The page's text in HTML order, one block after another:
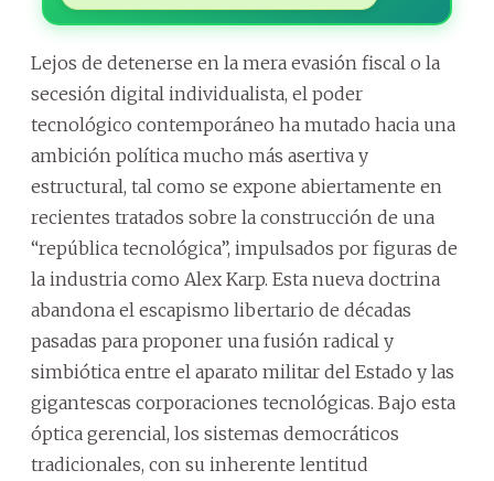
Lejos de detenerse en la mera evasión fiscal o la
secesión digital individualista, el poder
tecnológico contemporáneo ha mutado hacia una
ambición política mucho más asertiva y
estructural, tal como se expone abiertamente en
recientes tratados sobre la construcción de una
“república tecnológica”, impulsados por figuras de
la industria como Alex Karp. Esta nueva doctrina
abandona el escapismo libertario de décadas
pasadas para proponer una fusión radical y
simbiótica entre el aparato militar del Estado y las
gigantescas corporaciones tecnológicas. Bajo esta
óptica gerencial, los sistemas democráticos
tradicionales, con su inherente lentitud